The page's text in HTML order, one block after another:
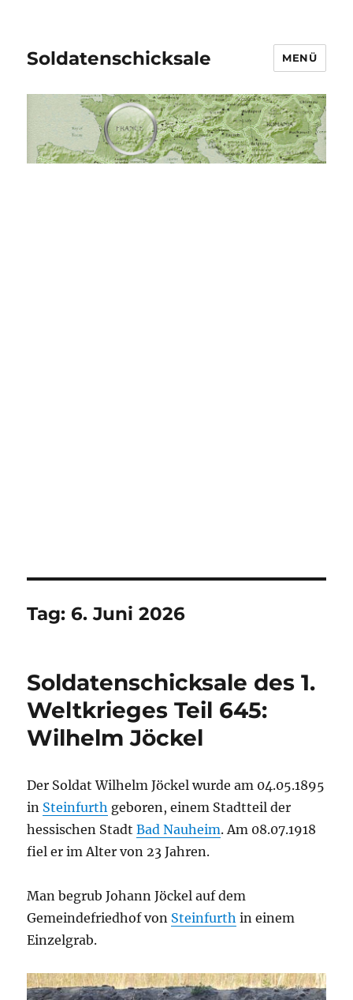
Soldatenschicksale MENÜ
Tag: 6. Juni 2026
Soldatenschicksale des 1.
Weltkrieges Teil 645:
Wilhelm Jöckel
Der Soldat Wilhelm Jöckel wurde am 04.05.1895
in Steinfurth geboren, einem Stadtteil der
hessischen StadtBad Nauheim. Am 08.07.1918
fiel er im Alter von 23 Jahren.
Man begrub Johann Jöckel auf dem
Gemeindefriedhof von Steinfurth in einem
Einzelgrab.